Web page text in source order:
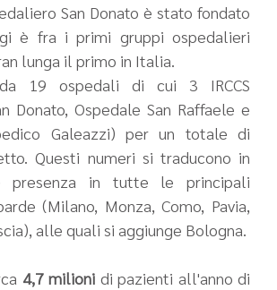
San Donato è stato fondato
è fra i primi gruppi ospedalieri
lunga il primo in Italia.
19 ospedali di cui 3 IRCCS
Donato, Ospedale San Raffaele e
Galeazzi) per un totale di
Questi numeri si traducono in
presenza in tutte le principali
(Milano, Monza, Como, Pavia,
alle quali si aggiunge Bologna.
4,7 milioni di pazienti all'anno di